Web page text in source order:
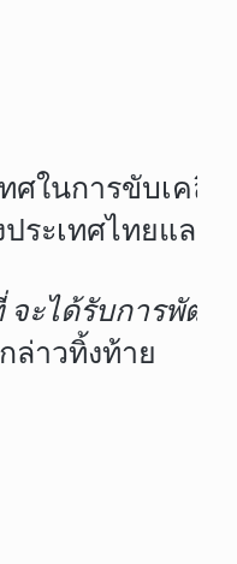
ศในการขับ
เทศไทยแล
ได้รับการพั
ล่าวทิ้งท้าย